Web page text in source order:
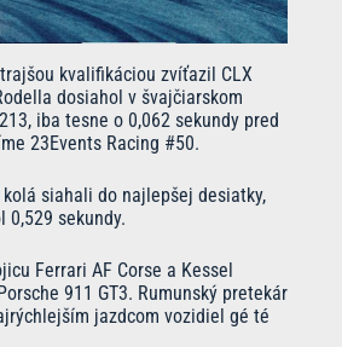
kvalifikáciou zvíťazil CLX
dosiahol v švajčiarskom
iba tesne o 0,062 sekundy pred
23Events Racing #50.
siahali do najlepšej desiatky,
0,529 sekundy.
Ferrari AF Corse a Kessel
911 GT3. Rumunský pretekár
jazdcom vozidiel gé té